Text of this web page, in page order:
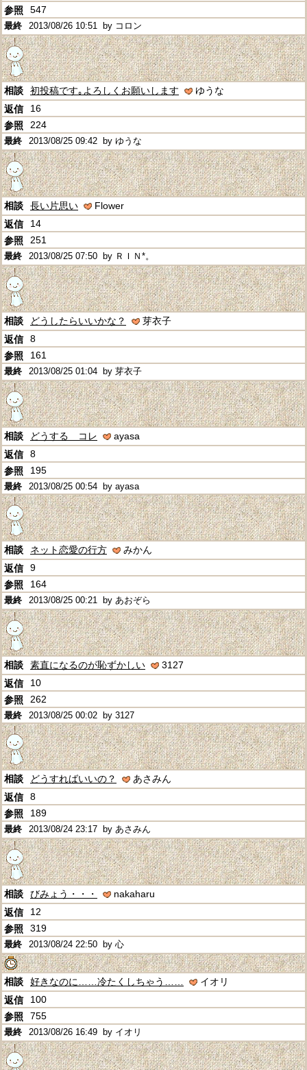
547
2013/08/26 10:51 by コロン
初投稿です｡よろしくお願いします
ゆうな
16
224
2013/08/25 09:42 by ゆうな
長い片思い
Flower
14
251
2013/08/25 07:50 by ＲＩＮ*。
どうしたらいいかな？
芽衣子
8
161
2013/08/25 01:04 by 芽衣子
どうする コレ
ayasa
8
195
2013/08/25 00:54 by ayasa
ネット恋愛の行方
みかん
9
164
2013/08/25 00:21 by あおぞら
素直になるのが恥ずかしい
3127
10
262
2013/08/25 00:02 by 3127
どうすればいいの？
あさみん
8
189
2013/08/24 23:17 by あさみん
びみょう・・・
nakaharu
12
319
2013/08/24 22:50 by 心
好きなのに……冷たくしちゃう……
イオリ
100
755
2013/08/26 16:49 by イオリ